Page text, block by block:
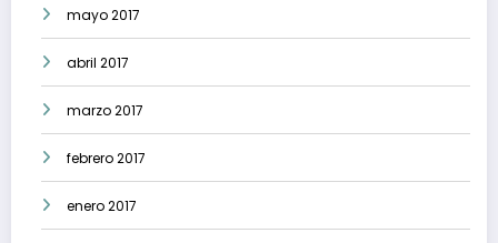
mayo 2017
abril 2017
marzo 2017
febrero 2017
enero 2017